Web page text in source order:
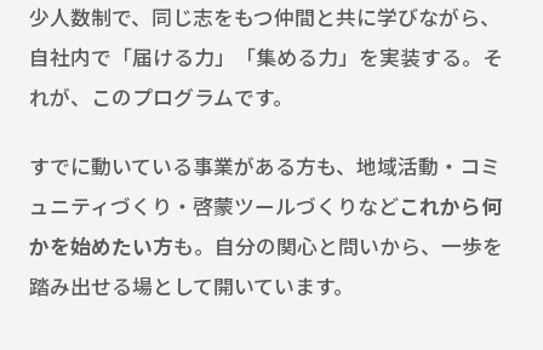
少人数制で、同じ志をもつ仲間と共に学びながら、
自社内で「届ける力」「集める力」を実装する。そ
れが、このプログラムです。
すでに動いている事業がある方も、地域活動・コミ
ュニティづくり・啓蒙ツールづくりなどこれから何
かを始めたい方も。自分の関心と問いから、一歩を
踏み出せる場として開いています。